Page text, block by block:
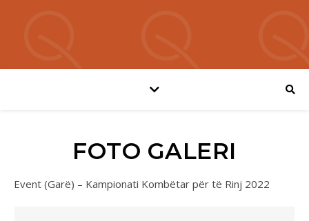
FOTO GALERI
Event (Garë) – Kampionati Kombëtar për të Rinj 2022